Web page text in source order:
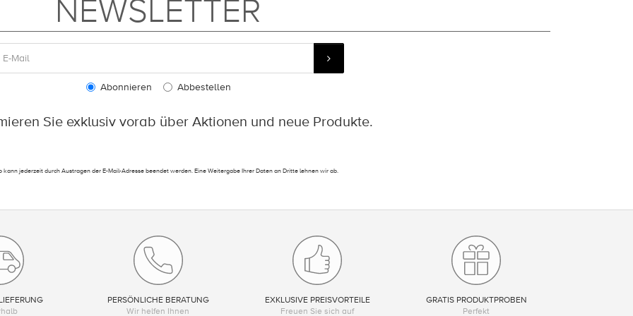
NEWSLETTER
Abonnieren Abbestellen
Sie exklusiv vorab über Aktionen und neue Produkte.
kann jederzeit durch Austragen der E-Mail-Adresse beendet werden. Eine Weitergabe Ihrer Daten an Dritte lehnen wir ab.
PERSÖNLICHE BERATUNG
Wir helfen Ihnen
EXKLUSIVE PREISVORTEILE
Freuen Sie sich auf
GRATIS PRODUKTPROBEN
Perfekt